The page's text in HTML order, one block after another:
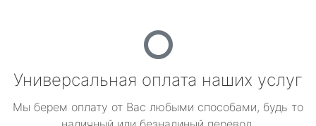
Универсальная оплата наших услуг
Мы берем оплату от Вас любыми способами, будь то